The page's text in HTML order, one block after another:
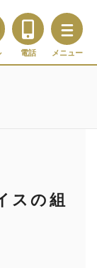
電話 メニュー
スの組